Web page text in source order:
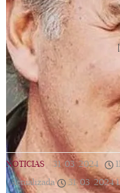
NOTICIAS 31/03/2024
Actualizada
31/03/2024